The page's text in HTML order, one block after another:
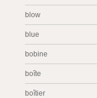
blow
blue
bobine
boîte
boîtier